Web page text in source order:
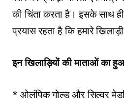
की चिंता करता है। इसके साथ
प्रयास रहता है कि हमारे
इन खिलाड़ियों की माताओं का
* ओलंपिक गोल्ड और सिल्वर